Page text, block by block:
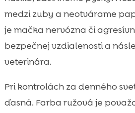
medzi zuby a neotvárame
je mačka nervózna či
bezpečnej vzdialenosti a
veterinára.
Pri kontrolách za denného
ďasná. Farba ružová je